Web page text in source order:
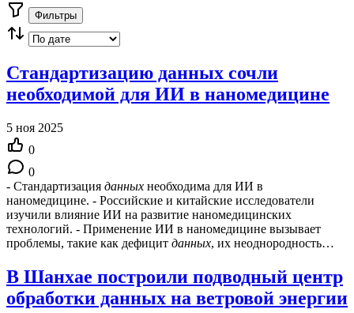
Фильтры
Стандартизацию данных сочли
необходимой для ИИ в наномедицине
5 ноя 2025
0
0
- Стандартизация данных необходима для ИИ в
наномедицине. - Российские и китайские исследователи
изучили влияние ИИ на развитие наномедицинских
технологий. - Применение ИИ в наномедицине вызывает
проблемы, такие как дефицит данных, их неоднородность…
В Шанхае построили подводный центр
обработки данных на ветровой энергии